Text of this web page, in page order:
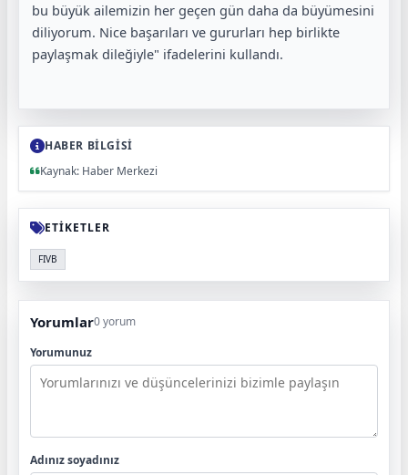
bu büyük ailemizin her geçen gün daha da büyümesini
diliyorum. Nice başarıları ve gururları hep birlikte
paylaşmak dileğiyle" ifadelerini kullandı.
HABER BİLGİSİ
Kaynak: Haber Merkezi
ETİKETLER
FIVB
Yorumlar0 yorum
Yorumunuz
Adınız soyadınız